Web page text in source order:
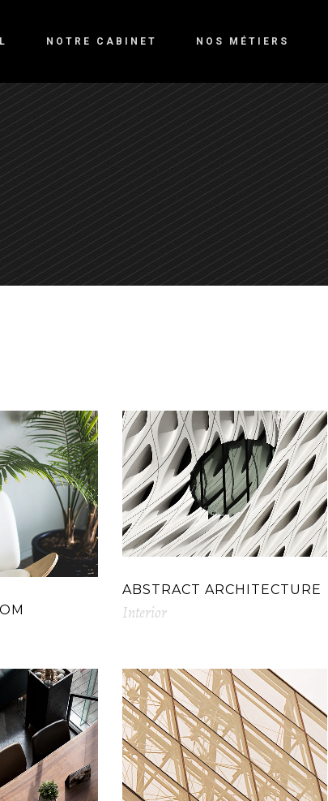
NOTRE CABINET NOS MÉTIERS
ABSTRACT ARCHITECTURE
Interior